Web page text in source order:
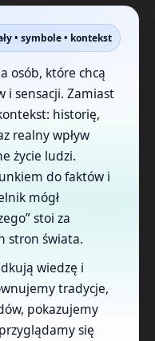
• symbole • kontekst
osób, które chcą
i sensacji. Zamiast
historię,
realny wpływ
życie ludzi.
do faktów i
mógł
stoi za
stron świata.
wiedzę i
tradycje,
pokazujemy
się